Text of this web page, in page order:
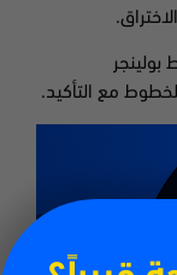
مع التأكيد.